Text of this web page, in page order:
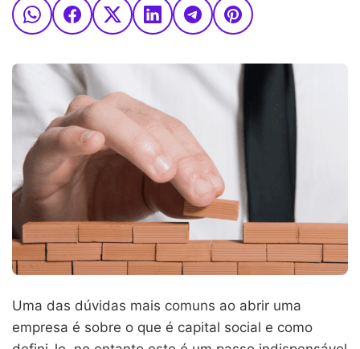
Uma das dúvidas mais comuns ao abrir uma
empresa é sobre o que é capital social e como